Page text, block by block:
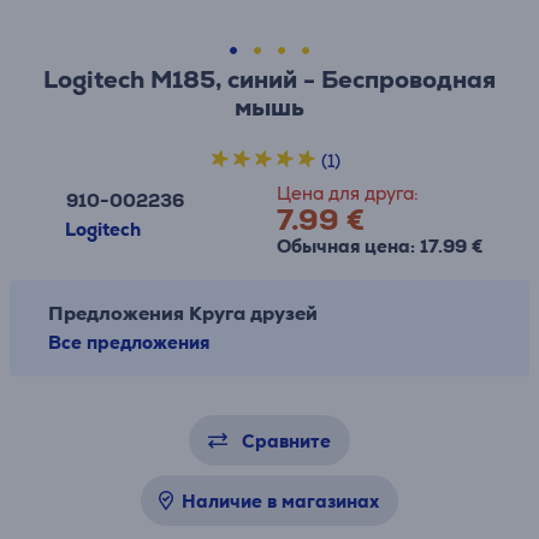
Logitech M185, синий - Беспроводная
мышь
910-002236
Logitech
Цена для друга:
7.99 €
Обычная цена: 17.99 €
(1)
Предложения Круга друзей
Все предложения
Сравните
Наличие в магазинах